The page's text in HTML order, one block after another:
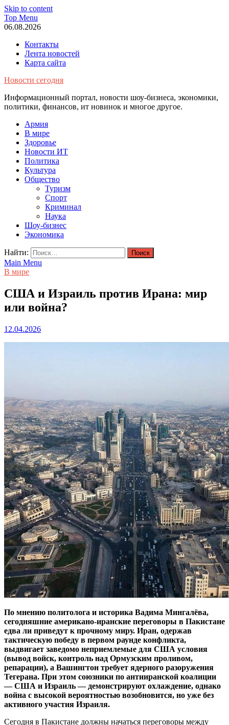
Skip to content
Top Menu
06.08.2026
Контакты
Лента новостей
Карта сайта
Новости сегодня
Информационный портал, новости шоу-бизнеса, экономики,
политики, финансов, ит новинок и многое другое.
Армия
В мире
Здоровье
Новости ИТ
Политика
Культура
Общество
Туризм
Спорт
Криминал
Наука
Шоу-бизнес
Экономика
Найти:
Main Menu
В мире
США и Израиль против Ирана: мир
или война?
12.04.2026
По мнению политолога и историка Вадима Мингалёва,
сегодняшние американо-иранские переговоры в Пакистане
едва ли приведут к прочному миру. Иран, одержав
тактическую победу в первом раунде конфликта,
выдвигает заведомо неприемлемые для США условия
(вывод войск, контроль над Ормузским проливом,
репарации), а Вашингтон требует ядерного разоружения
Тегерана. При этом союзники по антииранской коалиции
— США и Израиль — демонстрируют охлаждение, однако
война с высокой вероятностью возобновится, но уже без
активного участия Израиля.
Сегодня в Пакистане должны начаться переговоры между